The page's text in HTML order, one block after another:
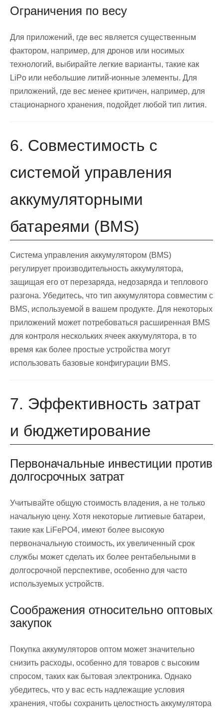
Ограничения по весу
Для приложений, где вес является существенным
фактором, например, для дронов или носимых
технологий, выбирайте легкие варианты, такие как
LiPo или небольшие литий-ионные элементы. Для
приложений, где вес менее критичен, например, для
стационарного хранения, подойдет любой тип лития.
6. Совместимость с
системой управления
аккумуляторными
батареями (BMS)
Система управления аккумулятором (BMS)
регулирует производительность аккумулятора,
защищая его от перезаряда, недозаряда и теплового
разгона. Убедитесь, что тип аккумулятора совместим с
BMS, используемой в вашем продукте. Для некоторых
приложений может потребоваться расширенная BMS
для контроля нескольких ячеек аккумулятора, в то
время как более простые устройства могут
использовать базовые конфигурации BMS.
7. Эффективность затрат
и бюджетирование
Первоначальные инвестиции против
долгосрочных затрат
Учитывайте общую стоимость владения, а не только
начальную цену. Хотя некоторые литиевые батареи,
такие как LiFePO4, имеют более высокую
первоначальную стоимость, их увеличенный срок
службы может сделать их более рентабельными в
долгосрочной перспективе, особенно для часто
используемых устройств.
Соображения относительно оптовых
закупок
Покупка аккумуляторов оптом может значительно
снизить расходы, особенно для товаров с высоким
спросом, таких как бытовая электроника. Однако
убедитесь, что у вас есть надлежащие условия
хранения, чтобы сохранить целостность аккумулятора